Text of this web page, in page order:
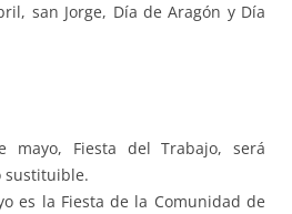
san Jorge, Día de Aragón y Día
mayo, Fiesta del Trabajo, será
sustituible.
es la Fiesta de la Comunidad de